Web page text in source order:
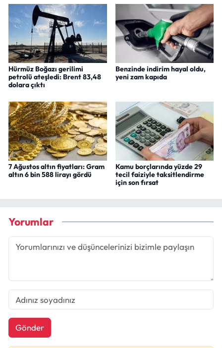
Hürmüz Boğazı gerilimi
petrolü ateşledi: Brent 83,48
dolara çıktı
Benzinde indirim hayal oldu,
yeni zam kapıda
7 Ağustos altın fiyatları: Gram
altın 6 bin 588 lirayı gördü
Kamu borçlarında yüzde 29
tecil faiziyle taksitlendirme
için son fırsat
Yorumlar
Gönder